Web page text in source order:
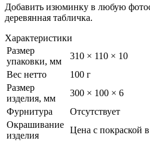
Добавить изюминку в любую
деревянная табличка.
Характеристики
Размер
упаковки, мм
310 × 110 × 10
Вес нетто
100 г
Размер
изделия, мм
300 × 100 × 6
Фурнитура
Отсутствует
Окрашивание
изделия
Цена с покраской